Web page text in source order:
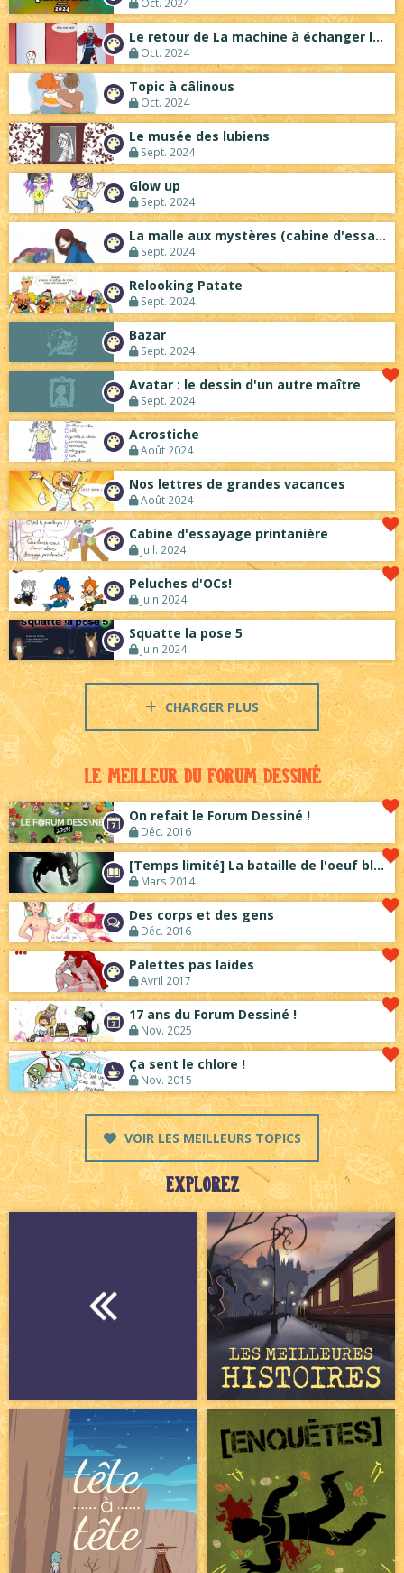
Le retour de La machine à échanger les c...
Oct. 2024
Topic à câlinous
Oct. 2024
Le musée des lubiens
Sept. 2024
Glow up
Sept. 2024
La malle aux mystères (cabine d'essayage...
Sept. 2024
Relooking Patate
Sept. 2024
Bazar
Sept. 2024
Avatar : le dessin d'un autre maître
Sept. 2024
Acrostiche
Août 2024
Nos lettres de grandes vacances
Août 2024
Cabine d'essayage printanière
Juil. 2024
Peluches d'OCs!
Juin 2024
Squatte la pose 5
Juin 2024
CHARGER PLUS
Le meilleur du Forum Dessiné
On refait le Forum Dessiné !
Déc. 2016
[Temps limité] La bataille de l'oeuf ble...
Mars 2014
Des corps et des gens
Déc. 2016
Palettes pas laides
Avril 2017
17 ans du Forum Dessiné !
Nov. 2025
Ça sent le chlore !
Nov. 2015
VOIR LES MEILLEURS TOPICS
Explorez